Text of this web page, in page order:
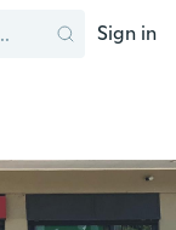
Sign in